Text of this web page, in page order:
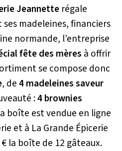
Jeannette régale
madeleines, financiers
normande, l’entreprise
fête des mères à offrir
se compose donc
, de4 madeleines saveur
:4 brownies
boîte est vendue en ligne
et à La Grande Épicerie
la boîte de 12 gâteaux.